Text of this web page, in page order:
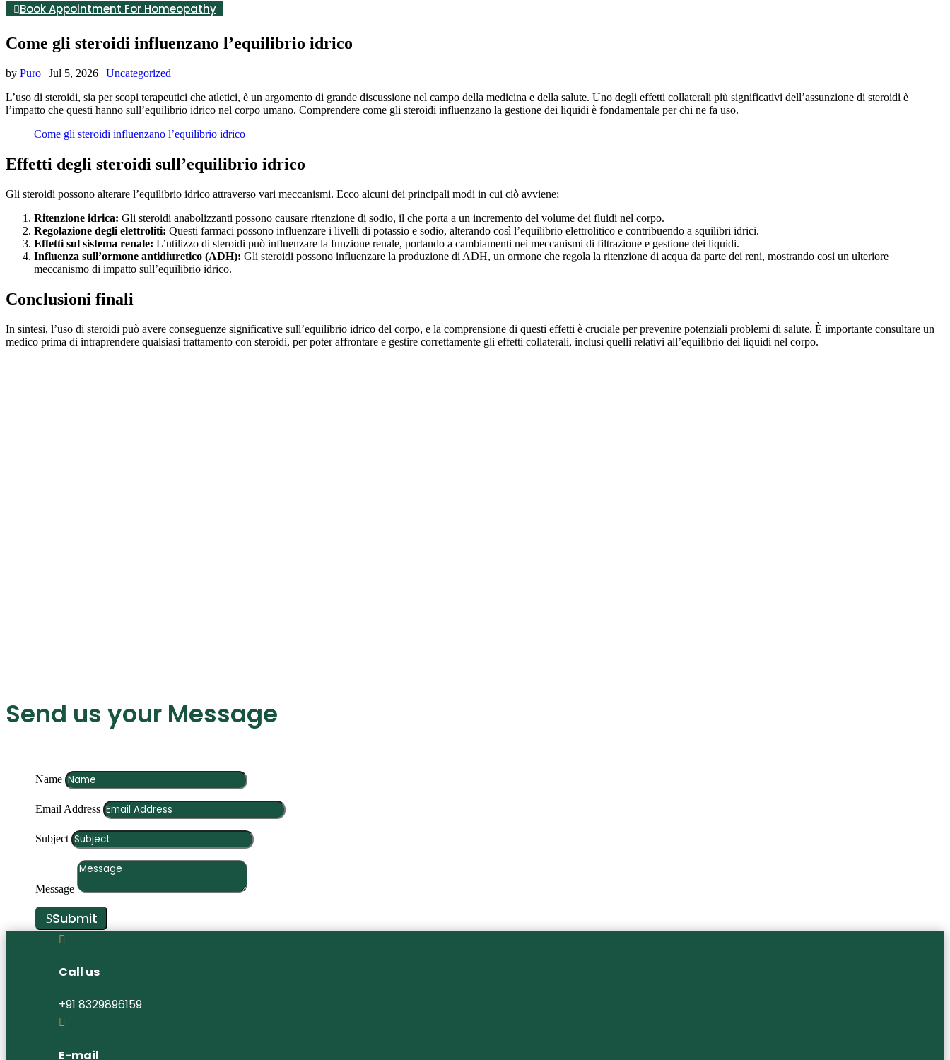
Book Appointment For Homeopathy
Come gli steroidi influenzano l’equilibrio idrico
by Puro | Jul 5, 2026 | Uncategorized
L’uso di steroidi, sia per scopi terapeutici che atletici, è un argomento di grande discussione nel campo della medicina e della salute. Uno degli effetti collaterali più significativi dell’assunzione di steroidi è
l’impatto che questi hanno sull’equilibrio idrico nel corpo umano. Comprendere come gli steroidi influenzano la gestione dei liquidi è fondamentale per chi ne fa uso.
Come gli steroidi influenzano l’equilibrio idrico
Effetti degli steroidi sull’equilibrio idrico
Gli steroidi possono alterare l’equilibrio idrico attraverso vari meccanismi. Ecco alcuni dei principali modi in cui ciò avviene:
Ritenzione idrica: Gli steroidi anabolizzanti possono causare ritenzione di sodio, il che porta a un incremento del volume dei fluidi nel corpo.
Regolazione degli elettroliti: Questi farmaci possono influenzare i livelli di potassio e sodio, alterando così l’equilibrio elettrolitico e contribuendo a squilibri idrici.
Effetti sul sistema renale: L’utilizzo di steroidi può influenzare la funzione renale, portando a cambiamenti nei meccanismi di filtrazione e gestione dei liquidi.
Influenza sull’ormone antidiuretico (ADH): Gli steroidi possono influenzare la produzione di ADH, un ormone che regola la ritenzione di acqua da parte dei reni, mostrando così un ulteriore
meccanismo di impatto sull’equilibrio idrico.
Conclusioni finali
In sintesi, l’uso di steroidi può avere conseguenze significative sull’equilibrio idrico del corpo, e la comprensione di questi effetti è cruciale per prevenire potenziali problemi di salute. È importante consultare un
medico prima di intraprendere qualsiasi trattamento con steroidi, per poter affrontare e gestire correttamente gli effetti collaterali, inclusi quelli relativi all’equilibrio dei liquidi nel corpo.
Send us your Message
Name
Email Address
Subject
Message
Submit

Call us
+91 8329896159

E-mail